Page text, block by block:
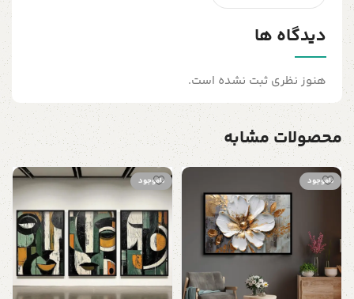
دیدگاه ها
هنوز نظری ثبت نشده است.
محصولات مشابه
ناموجود ناموجود